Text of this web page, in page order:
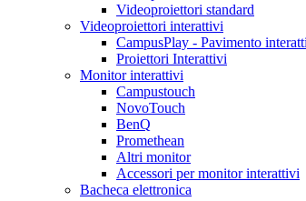
Videoproiettori standard
Videoproiettori interattivi
CampusPlay - Pavimento
Proiettori Interattivi
Monitor interattivi
Campustouch
NovoTouch
BenQ
Promethean
Altri monitor
Accessori per monitor interattivi
Bacheca elettronica